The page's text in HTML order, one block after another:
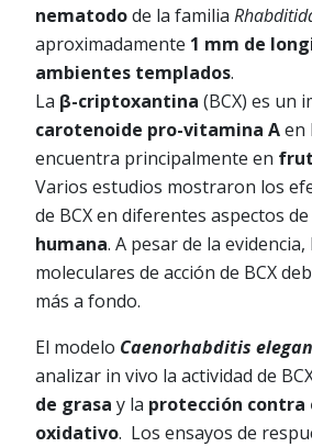
nematodode la familia
aproximadamente 1 mm de
ambientes templados.
La β-criptoxantina (BCX) es un
carotenoide pro-vitamina Aen
encuentra principalmente en
Varios estudios mostraron los
de BCX en diferentes aspectos de
humana. A pesar de la
moleculares de acción de BCX
más a fondo.
El modelo Caenorhabditis
analizar in vivo la actividad de
de grasa y la protección contra
oxidativo. Los ensayos de